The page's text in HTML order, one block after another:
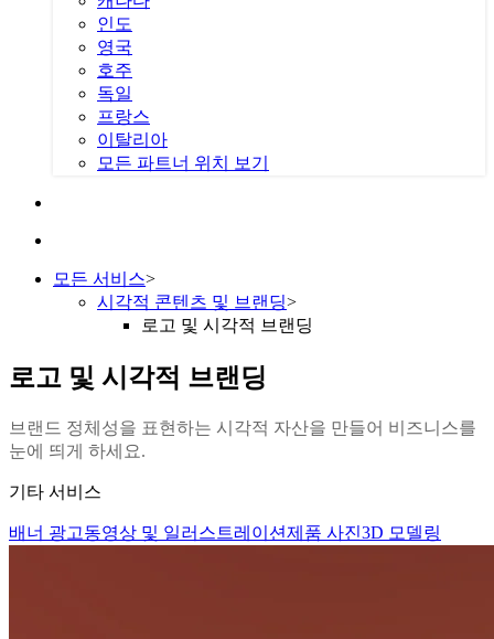
인도
영국
호주
독일
프랑스
이탈리아
모든 파트너 위치 보기
모든 서비스>
시각적 콘텐츠 및 브랜딩>
로고 및 시각적 브랜딩
로고 및 시각적 브랜딩
브랜드 정체성을 표현하는 시각적 자산을 만들어 비즈니스를
눈에 띄게 하세요.
기타 서비스
배너 광고동영상 및 일러스트레이션제품 사진3D 모델링